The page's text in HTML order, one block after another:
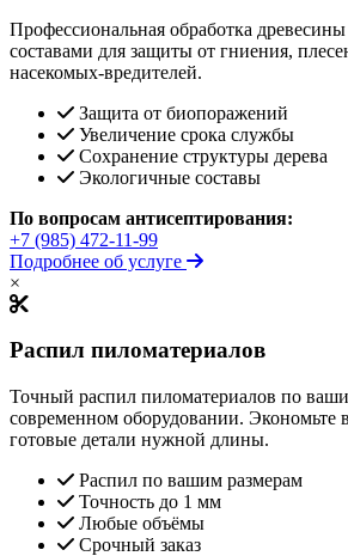
Профессиональная обработка
составами для защиты от гниения,
насекомых-вредителей.
Защита от биопоражений
Увеличение срока службы
Сохранение структуры дерева
Экологичные составы
По вопросам антисептирования:
+7 (985) 472-11-99
Подробнее об услуге
×
Распил пиломатериалов
Точный распил пиломатериалов по
современном оборудовании. Экономьте
готовые детали нужной длины.
Распил по вашим размерам
Точность до 1 мм
Любые объёмы
Срочный заказ